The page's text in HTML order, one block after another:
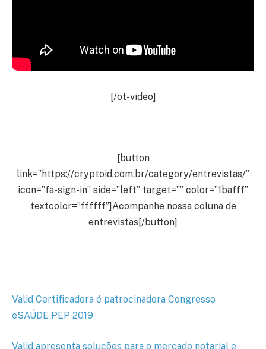
[/ot-video]
[button
link=”https://cryptoid.com.br/category/entrevistas/”
icon=”fa-sign-in” side=”left” target=”” color=”1bafff”
textcolor=”ffffff”]Acompanhe nossa coluna de
entrevistas[/button]
Valid Certificadora é patrocinadora Congresso
eSAÚDE PEP 2019
Valid apresenta soluções para o mercado notarial e